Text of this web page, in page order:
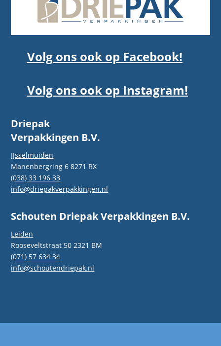
Volg ons ook op Facebook!
Volg ons ook op Instagram!
Driepak
Verpakkingen B.V.
IJsselmuiden
Manenbergring 6 8271 RX
(038) 33 196 33
info@driepakverpakkingen.nl
Schouten Driepak Verpakkingen B.V.
Leiden
Rooseveltstraat 50 2321 BM
(071) 57 634 34
info@schoutendriepak.nl